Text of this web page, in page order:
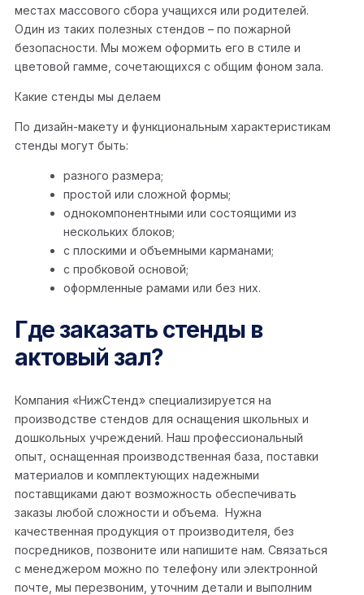
местах массового сбора учащихся или родителей.
Один из таких полезных стендов – по пожарной
безопасности. Мы можем оформить его в стиле и
цветовой гамме, сочетающихся с общим фоном зала.
Какие стенды мы делаем
По дизайн-макету и функциональным характеристикам
стенды могут быть:
разного размера;
простой или сложной формы;
однокомпонентными или состоящими из
нескольких блоков;
с плоскими и объемными карманами;
с пробковой основой;
оформленные рамами или без них.
Где заказать стенды в
актовый зал?
Компания «НижСтенд» специализируется на
производстве стендов для оснащения школьных и
дошкольных учреждений. Наш профессиональный
опыт, оснащенная производственная база, поставки
материалов и комплектующих надежными
поставщиками дают возможность обеспечивать
заказы любой сложности и объема. Нужна
качественная продукция от производителя, без
посредников, позвоните или напишите нам. Связаться
с менеджером можно по телефону или электронной
почте, мы перезвоним, уточним детали и выполним